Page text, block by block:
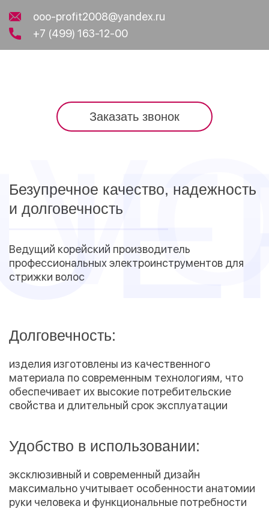
ooo-profit2008@yandex.ru
+7 (499) 163-12-00
Заказать звонок
Безупречное качество, надежность
и долговечность
Ведущий корейский производитель
профессиональных электроинструментов для
стрижки волос
Долговечность:
изделия изготовлены из качественного
материала по современным технологиям, что
обеспечивает их высокие потребительские
свойства и длительный срок эксплуатации
Удобство в использовании:
эксклюзивный и современный дизайн
максимально учитывает особенности анатомии
руки человека и функциональные потребности